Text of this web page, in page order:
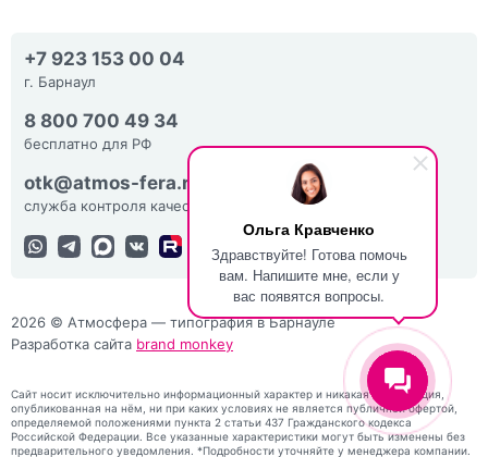
Ольга Кравченко
Здравствуйте! Готова помочь
вам. Напишите мне, если у
вас появятся вопросы.
+7 923 153 00 04
г. Барнаул
8 800 700 49 34
бесплатно для РФ
otk@atmos-fera.ru
служба контроля качества
2026 © Атмосфера — типография в Барнауле
Разработка сайта brand monkey
Сайт носит исключительно информационный характер и никакая информация,
опубликованная на нём, ни при каких условиях не является публичной офертой,
определяемой положениями пункта 2 статьи 437 Гражданского кодекса
Российской Федерации. Все указанные характеристики могут быть изменены без
предварительного уведомления. *Подробности уточняйте у менеджера компании.